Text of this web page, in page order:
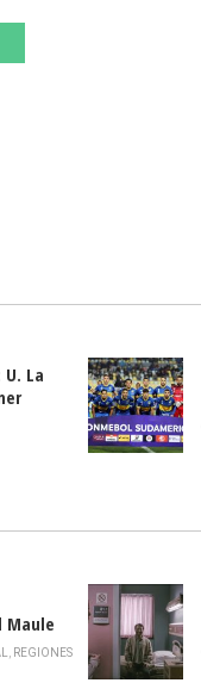
La
Maule
de la
, REGIONES